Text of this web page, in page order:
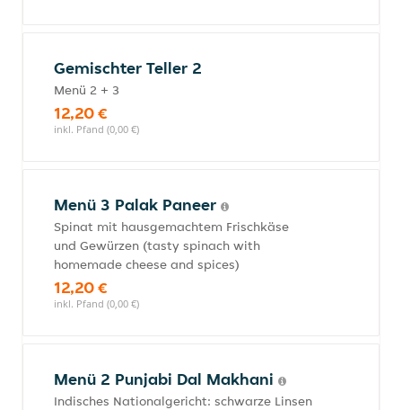
Gemischter Teller 2
Menü 2 + 3
12,20 €
inkl. Pfand (0,00 €)
Menü 3 Palak Paneer
Spinat mit hausgemachtem Frischkäse
und Gewürzen (tasty spinach with
homemade cheese and spices)
12,20 €
inkl. Pfand (0,00 €)
Menü 2 Punjabi Dal Makhani
Indisches Nationalgericht: schwarze Linsen